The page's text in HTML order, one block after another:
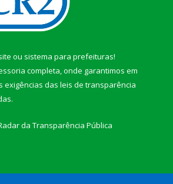
ou sistema para prefeituras!
completa, onde garantimos em
exigências das leis de transparência
da Transparência Pública